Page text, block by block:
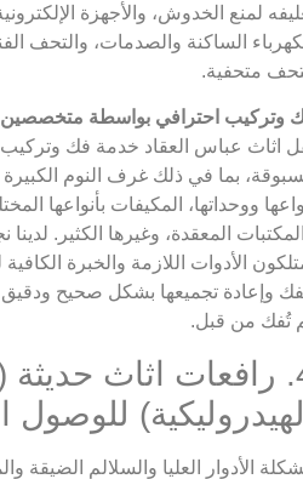
لمنع الخدوش، والأجهزة
الساكنة والصدمات، والتحف
متحفية.
وتركيب احترافي بواسطة
اثاث عباس العقاد خدمة فك وتركيب
بما في ذلك غرف النوم الكبيرة
ووحداتها، المكيفات بأنواعها
المعقدة، وغيرها الكثير.
الأدوات اللازمة والخبرة
وإعادة تجميعها بشكل صحيح ودقيق
تُفك من قبل.
4. رافعات اثاث حديثة
للوصول
الأدوار العليا والسلالم الضيقة